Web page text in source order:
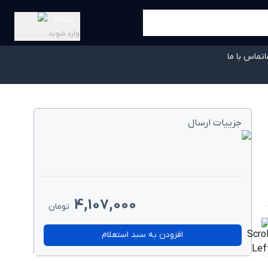
وارد شوید
تماس با ما
چرخش
جزییات ارسال
4,107,000 تومان
افزودن به سبد استعلام